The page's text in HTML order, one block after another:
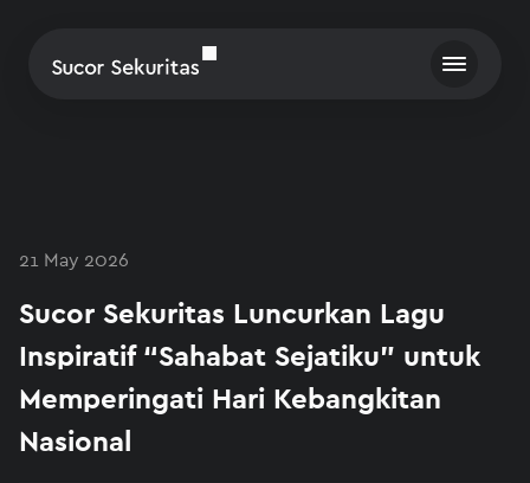
21 May 2026
Sucor Sekuritas Luncurkan Lagu
Inspiratif “Sahabat Sejatiku” untuk
Memperingati Hari Kebangkitan
Nasional